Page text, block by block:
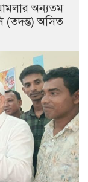
অন্যতম
(তদন্ত) অসিত